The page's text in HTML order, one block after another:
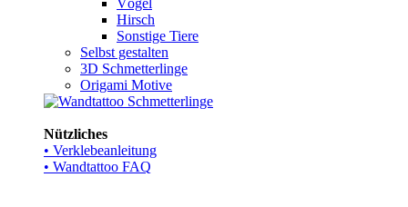
Vögel
Hirsch
Sonstige Tiere
Selbst gestalten
3D Schmetterlinge
Origami Motive
Nützliches
• Verklebeanleitung
• Wandtattoo FAQ